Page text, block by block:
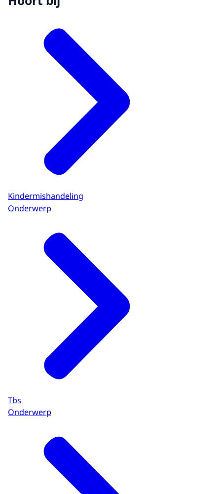
Kindermishandeling
Onderwerp
Tbs
Onderwerp